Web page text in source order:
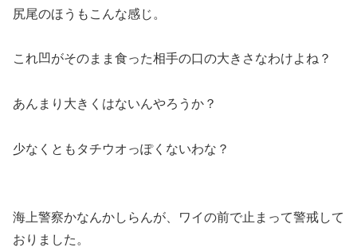
尻尾のほうもこんな感じ。
これ凹がそのまま食った相手の口の大きさなわけよね？
あんまり大きくはないんやろうか？
少なくともタチウオっぽくないわな？
海上警察かなんかしらんが、ワイの前で止まって警戒して
おりました。